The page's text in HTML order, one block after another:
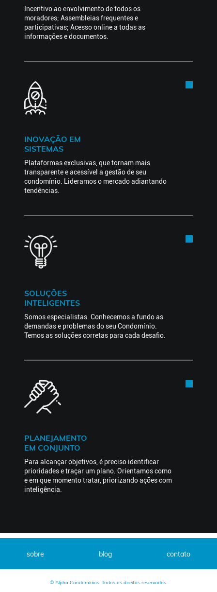
Incentivo ao envolvimento de todos os
moradores; Assembleias frequentes e
participativas; Acesso online a todas as
informações e documentos.
INOVAÇÃO EM
SISTEMAS
Plataformas exclusivas, que tornam mais
transparente e acessível a gestão de seu
condomínio. Lideramos o mercado adiantando
tendências.
SOLUÇÕES
INTELIGENTES
Somos especialistas. Conhecemos a fundo as
demandas e problemas do seu Condomínio.
Temos as soluções corretas para cada desafio.
PLANEJAMENTO
EM CONJUNTO
Para alcançar objetivos, é preciso identificar
prioridades e traçar um plano. Orientamos como
e em que momento tratar, priorizando ações com
inteligência.
sobre blog contato
© Alpha Condomínios. Todos os direitos reservados.